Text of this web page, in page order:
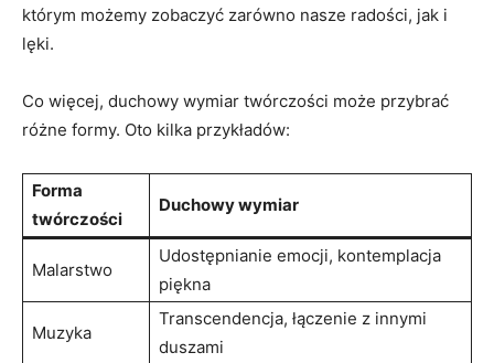
którym możemy zobaczyć zarówno nasze radości, jak i
lęki.
Co więcej, duchowy wymiar twórczości może przybrać
różne formy. Oto kilka przykładów:
Forma
twórczości
Duchowy wymiar
Malarstwo
Udostępnianie emocji, kontemplacja
piękna
Muzyka
Transcendencja, łączenie z innymi
duszami